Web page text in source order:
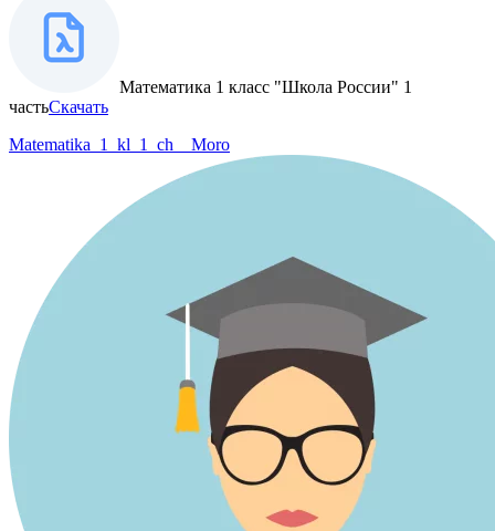
Математика 1 класс "Школа России" 1
частьСкачать
Matematika_1_kl_1_ch__Moro